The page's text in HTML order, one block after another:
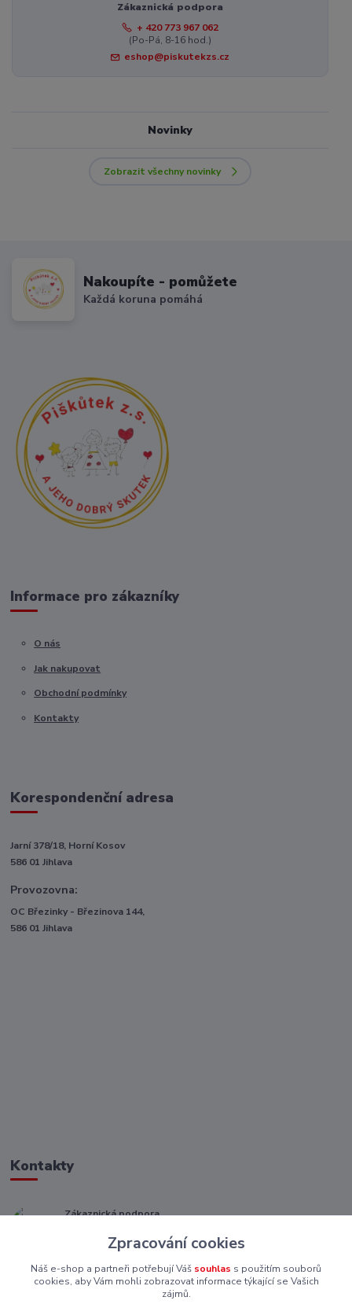
Zákaznická podpora
+ 420 773 967 062
(Po-Pá, 8-16 hod.)
eshop@piskutekzs.cz
Novinky
Zobrazit všechny novinky
Nakoupíte - pomůžete
Každá koruna pomáhá
Informace pro zákazníky
O nás
Jak nakupovat
Obchodní podmínky
Kontakty
Korespondenční adresa
Jarní 378/18, Horní Kosov
586 01 Jihlava
Provozovna:
OC Březinky - Březinova 144,
586 01 Jihlava
Kontakty
Zákaznická podpora
(Po-Pá, 8-16 hod.)
eshop@piskutekzs.cz
Zpracování cookies
Náš e-shop a partneři potřebují Váš souhlas s použitím souborů
cookies, aby Vám mohli zobrazovat informace týkající se Vašich
zájmů.